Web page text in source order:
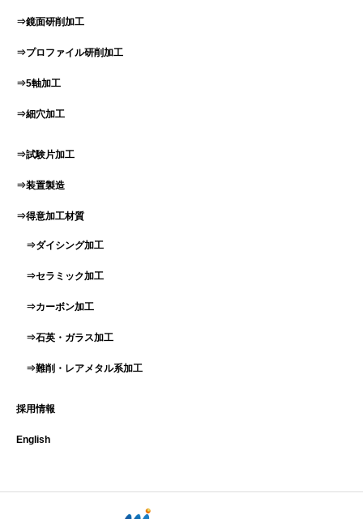
⇒鏡面研削加工
⇒プロファイル研削加工
⇒5軸加工
⇒細穴加工
⇒試験片加工
⇒装置製造
⇒得意加工材質
⇒ダイシング加工
⇒セラミック加工
⇒カーボン加工
⇒石英・ガラス加工
⇒難削・レアメタル系加工
採用情報
English